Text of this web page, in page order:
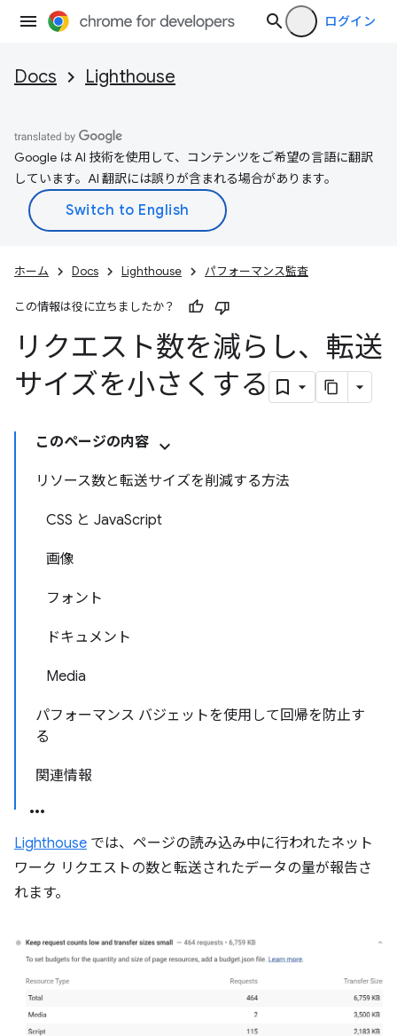
ログイン
Docs Lighthouse
Google は AI 技術を使用して、コンテンツをご希望の言語に翻訳
しています。AI 翻訳には誤りが含まれる場合があります。
ホーム Docs Lighthouse パフォーマンス監査
この情報は役に立ちましたか？
リクエスト数を減らし、転送
サイズを小さくする
このページの内容
リソース数と転送サイズを削減する方法
CSS と JavaScript
画像
フォント
ドキュメント
Media
パフォーマンス バジェットを使用して回帰を防止す
る
関連情報
Lighthouse では、ページの読み込み中に行われたネット
ワーク リクエストの数と転送されたデータの量が報告さ
れます。